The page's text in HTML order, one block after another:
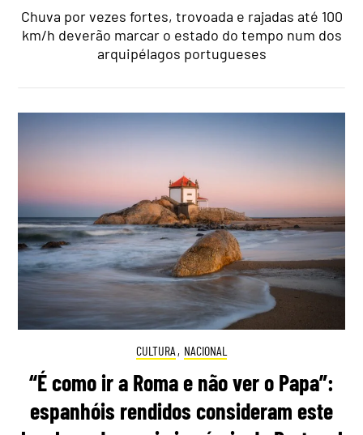
Chuva por vezes fortes, trovoada e rajadas até 100
km/h deverão marcar o estado do tempo num dos
arquipélagos portugueses
CULTURA , NACIONAL
“É como ir a Roma e não ver o Papa”:
espanhóis rendidos consideram este